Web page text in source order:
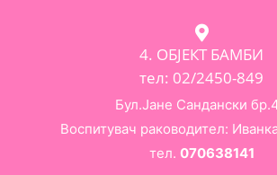
4. ОБЈЕКТ БАМБИ
тел: 02/2450-849
Бул.Јане Сандански
Воспитувач раководител:
тел. 070638141